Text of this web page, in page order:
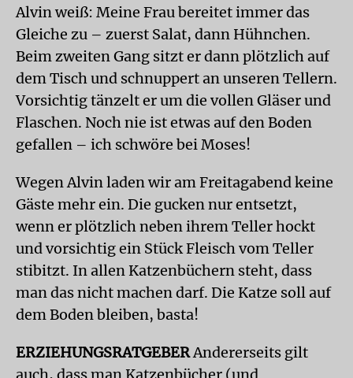
Alvin weiß: Meine Frau bereitet immer das
Gleiche zu – zuerst Salat, dann Hühnchen.
Beim zweiten Gang sitzt er dann plötzlich auf
dem Tisch und schnuppert an unseren Tellern.
Vorsichtig tänzelt er um die vollen Gläser und
Flaschen. Noch nie ist etwas auf den Boden
gefallen – ich schwöre bei Moses!
Wegen Alvin laden wir am Freitagabend keine
Gäste mehr ein. Die gucken nur entsetzt,
wenn er plötzlich neben ihrem Teller hockt
und vorsichtig ein Stück Fleisch vom Teller
stibitzt. In allen Katzenbüchern steht, dass
man das nicht machen darf. Die Katze soll auf
dem Boden bleiben, basta!
ERZIEHUNGSRATGEBERAndererseits gilt
auch, dass man Katzenbücher (und